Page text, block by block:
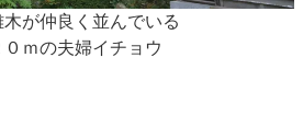
が仲良く並んでいる
ｍの夫婦イチョウ